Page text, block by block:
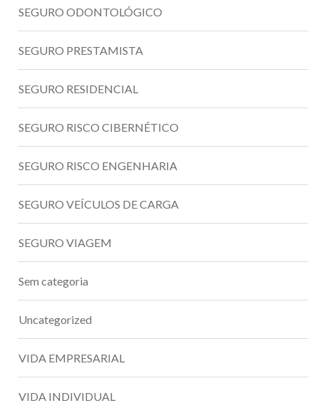
SEGURO ODONTOLÓGICO
SEGURO PRESTAMISTA
SEGURO RESIDENCIAL
SEGURO RISCO CIBERNÉTICO
SEGURO RISCO ENGENHARIA
SEGURO VEÍCULOS DE CARGA
SEGURO VIAGEM
Sem categoria
Uncategorized
VIDA EMPRESARIAL
VIDA INDIVIDUAL